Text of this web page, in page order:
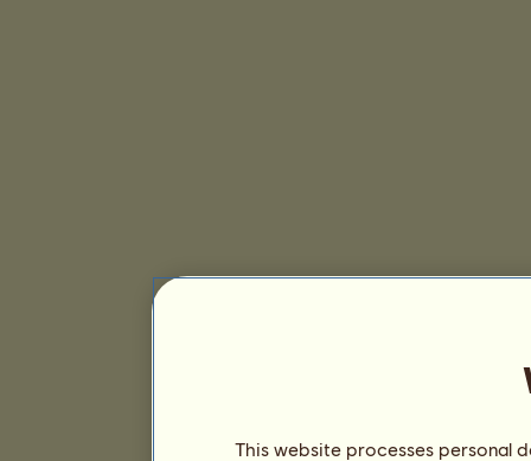
This website processes personal